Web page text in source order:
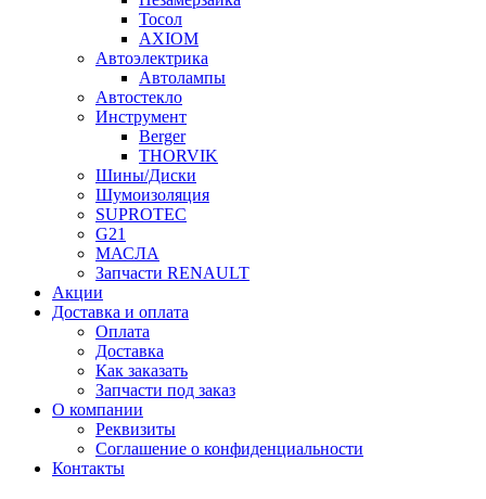
Тосол
AXIOM
Автоэлектрика
Автолампы
Автостекло
Инструмент
Berger
THORVIK
Шины/Диски
Шумоизоляция
SUPROTEC
G21
МАСЛА
Запчасти RENAULT
Акции
Доставка и оплата
Оплата
Доставка
Как заказать
Запчасти под заказ
О компании
Реквизиты
Соглашение о конфиденциальности
Контакты